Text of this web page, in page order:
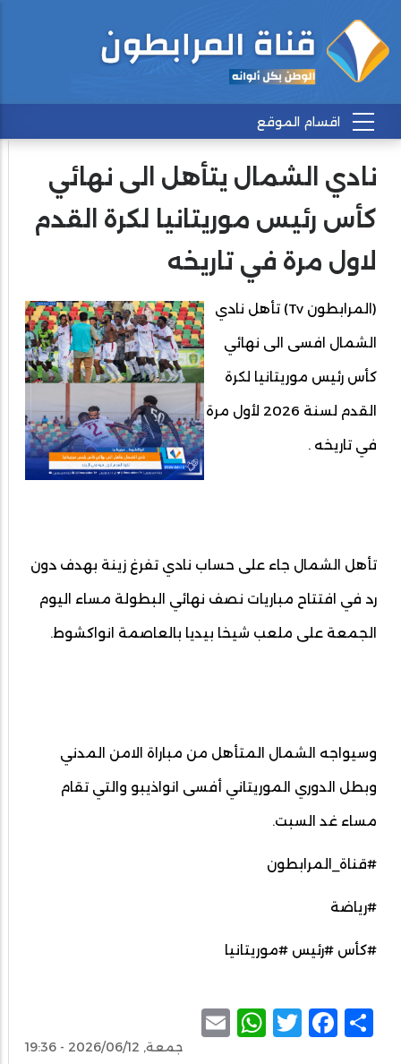
نادي الشمال يتأهل الى نهائي
كأس رئيس موريتانيا لكرة القدم
لاول مرة في تاريخه
(المرابطون Tv) تأهل نادي
الشمال افسى الى نهائي
كأس رئيس موريتانيا لكرة
القدم لسنة 2026 لأول مرة
في تاريخه .
تأهل الشمال جاء على حساب نادي تفرغ زينة بهدف دون
رد في افتتاح مباريات نصف نهائي البطولة مساء اليوم
الجمعة على ملعب شيخا بيديا بالعاصمة انواكشوط.
وسيواجه الشمال المتأهل من مباراة الامن المدني
وبطل الدوري الموريتاني أفسى انواذيبو والتي تقام
مساء غد السبت.
#قناة_المرابطون
#رياضة
#كأس #رئيس #موريتانيا
Share
Facebook
Twitter
WhatsApp
جمعة, 2026/06/12 - 19:36